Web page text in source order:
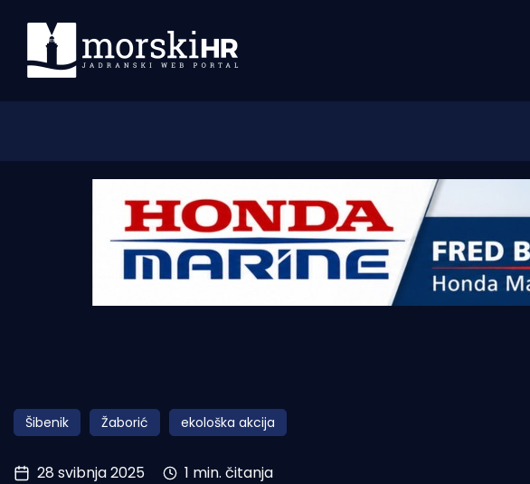
Morski plus
Pomorstvo
Ribolov
Šibenik Žaborić ekološka akcija
28 svibnja 2025 1 min. čitanja